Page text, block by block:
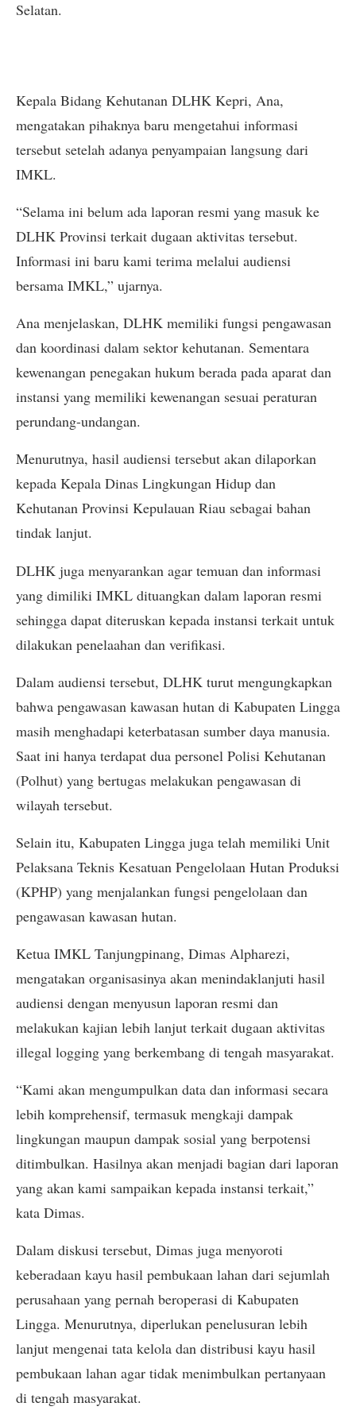
Selatan.
Kepala Bidang Kehutanan DLHK Kepri, Ana,
mengatakan pihaknya baru mengetahui informasi
tersebut setelah adanya penyampaian langsung dari
IMKL.
“Selama ini belum ada laporan resmi yang masuk ke
DLHK Provinsi terkait dugaan aktivitas tersebut.
Informasi ini baru kami terima melalui audiensi
bersama IMKL,” ujarnya.
Ana menjelaskan, DLHK memiliki fungsi pengawasan
dan koordinasi dalam sektor kehutanan. Sementara
kewenangan penegakan hukum berada pada aparat dan
instansi yang memiliki kewenangan sesuai peraturan
perundang-undangan.
Menurutnya, hasil audiensi tersebut akan dilaporkan
kepada Kepala Dinas Lingkungan Hidup dan
Kehutanan Provinsi Kepulauan Riau sebagai bahan
tindak lanjut.
DLHK juga menyarankan agar temuan dan informasi
yang dimiliki IMKL dituangkan dalam laporan resmi
sehingga dapat diteruskan kepada instansi terkait untuk
dilakukan penelaahan dan verifikasi.
Dalam audiensi tersebut, DLHK turut mengungkapkan
bahwa pengawasan kawasan hutan di Kabupaten Lingga
masih menghadapi keterbatasan sumber daya manusia.
Saat ini hanya terdapat dua personel Polisi Kehutanan
(Polhut) yang bertugas melakukan pengawasan di
wilayah tersebut.
Selain itu, Kabupaten Lingga juga telah memiliki Unit
Pelaksana Teknis Kesatuan Pengelolaan Hutan Produksi
(KPHP) yang menjalankan fungsi pengelolaan dan
pengawasan kawasan hutan.
Ketua IMKL Tanjungpinang, Dimas Alpharezi,
mengatakan organisasinya akan menindaklanjuti hasil
audiensi dengan menyusun laporan resmi dan
melakukan kajian lebih lanjut terkait dugaan aktivitas
illegal logging yang berkembang di tengah masyarakat.
“Kami akan mengumpulkan data dan informasi secara
lebih komprehensif, termasuk mengkaji dampak
lingkungan maupun dampak sosial yang berpotensi
ditimbulkan. Hasilnya akan menjadi bagian dari laporan
yang akan kami sampaikan kepada instansi terkait,”
kata Dimas.
Dalam diskusi tersebut, Dimas juga menyoroti
keberadaan kayu hasil pembukaan lahan dari sejumlah
perusahaan yang pernah beroperasi di Kabupaten
Lingga. Menurutnya, diperlukan penelusuran lebih
lanjut mengenai tata kelola dan distribusi kayu hasil
pembukaan lahan agar tidak menimbulkan pertanyaan
di tengah masyarakat.